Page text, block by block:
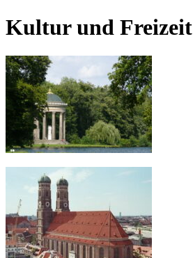
Kultur und Freizeit